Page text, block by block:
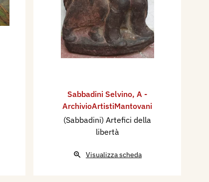
Sabbadini Selvino, A -
ArchivioArtistiMantovani
(Sabbadini) Artefici della
libertà
Visualizza scheda